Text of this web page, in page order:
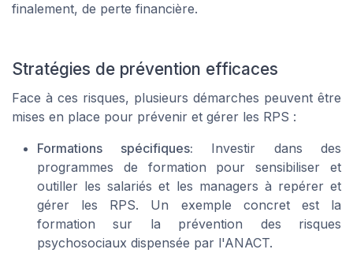
finalement, de perte financière.
Stratégies de prévention efficaces
Face à ces risques, plusieurs démarches peuvent être
mises en place pour prévenir et gérer les RPS :
Formations spécifiques: Investir dans des
programmes de formation pour sensibiliser et
outiller les salariés et les managers à repérer et
gérer les RPS. Un exemple concret est la
formation sur la prévention des risques
psychosociaux dispensée par l'ANACT.